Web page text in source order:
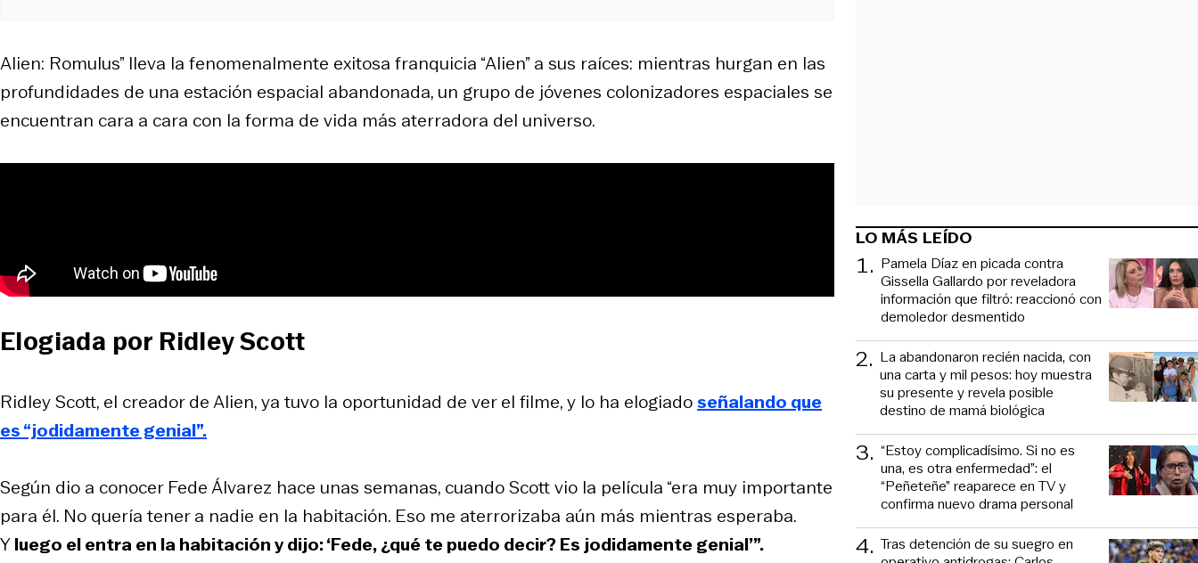
Alien: Romulus” lleva la fenomenalmente exitosa franquicia “Alien” a sus raíces: mientras hurgan en las
profundidades de una estación espacial abandonada, un grupo de jóvenes colonizadores espaciales se
encuentran cara a cara con la forma de vida más aterradora del universo.
Elogiada por Ridley Scott
Ridley Scott, el creador de Alien, ya tuvo la oportunidad de ver el filme, y lo ha elogiadoseñalando que
es “jodidamente genial”.
Según dio a conocer Fede Álvarez hace unas semanas, cuando Scott vio la película “era muy importante
para él. No quería tener a nadie en la habitación. Eso me aterrorizaba aún más mientras esperaba.
Yluego el entra en la habitación y dijo: ‘Fede, ¿qué te puedo decir? Es jodidamente genial’”.
LO MÁS LEÍDO
1. Pamela Díaz en picada contra
Gissella Gallardo por reveladora
información que filtró: reaccionó con
demoledor desmentido
2. La abandonaron recién nacida, con
una carta y mil pesos: hoy muestra
su presente y revela posible
destino de mamá biológica
3. “Estoy complicadísimo. Si no es
una, es otra enfermedad”: el
“Peñeteñe” reaparece en TV y
confirma nuevo drama personal
4. Tras detención de su suegro en